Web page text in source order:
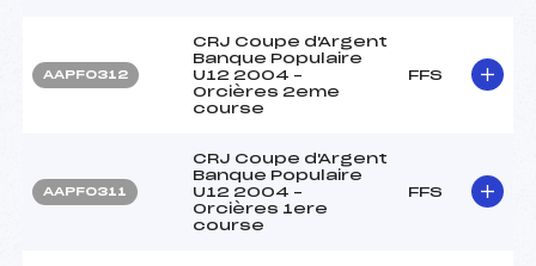
AAPF0312
CRJ Coupe d'Argent
Banque Populaire
U12 2004 –
Orcières 2eme
course
FFS
AAPF0311
CRJ Coupe d'Argent
Banque Populaire
U12 2004 –
Orcières 1ere
course
FFS